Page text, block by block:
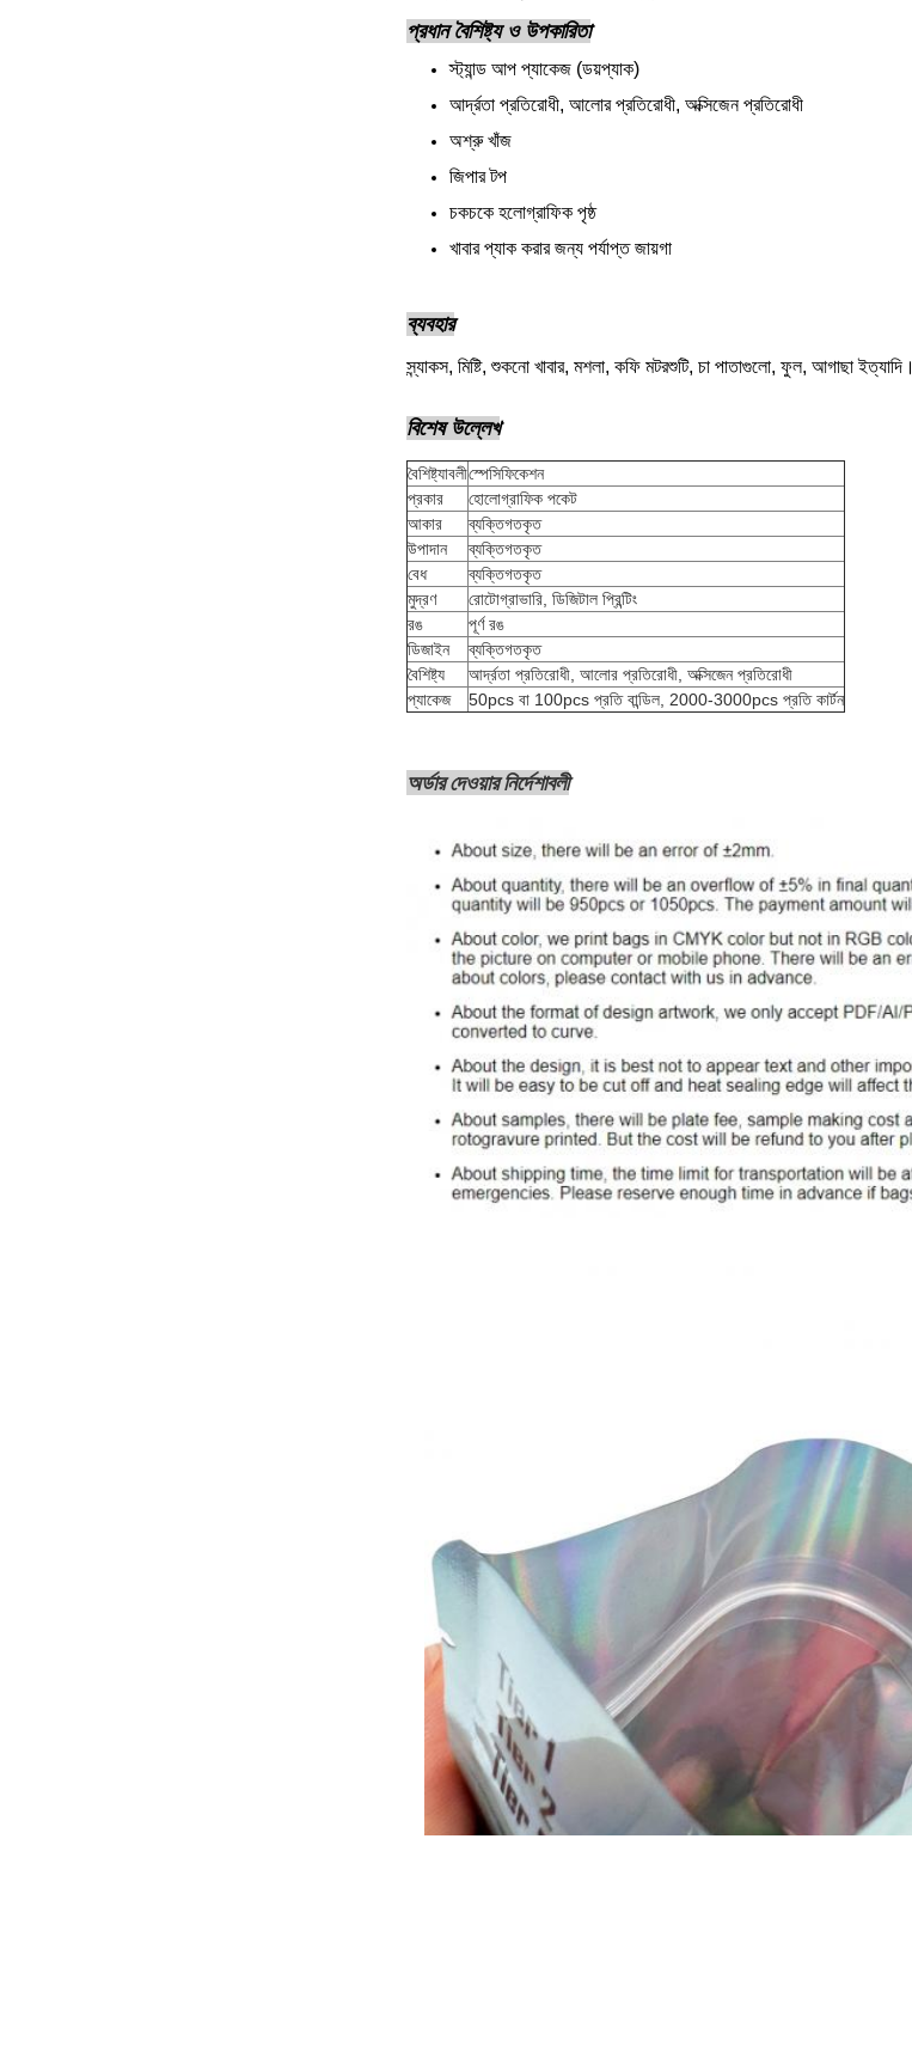
প্রধান বৈশিষ্ট্য ও উপকারিতা
স্ট্যান্ড আপ প্যাকেজ (ডয়প্যাক)
আর্দ্রতা প্রতিরোধী, আলোর প্রতিরোধী, অক্সিজেন প্রতিরোধী
অশ্রু খাঁজ
জিপার টপ
চকচকে হলোগ্রাফিক পৃষ্ঠ
খাবার প্যাক করার জন্য পর্যাপ্ত জায়গা
ব্যবহার
স্ন্যাকস, মিষ্টি, শুকনো খাবার, মশলা, কফি মটরশুটি, চা পাতাগুলো, ফুল, আগাছা ইত্যাদি।
বিশেষ উল্লেখ
বৈশিষ্ট্যাবলীস্পেসিফিকেশন
প্রকার
হোলোগ্রাফিক পকেট
আকার
ব্যক্তিগতকৃত
উপাদান
ব্যক্তিগতকৃত
বেধ
ব্যক্তিগতকৃত
মুদ্রণ
রোটোগ্রাভারি, ডিজিটাল প্রিন্টিং
রঙ
পূর্ণ রঙ
ডিজাইন
ব্যক্তিগতকৃত
বৈশিষ্ট্য
আর্দ্রতা প্রতিরোধী, আলোর প্রতিরোধী, অক্সিজেন প্রতিরোধী
প্যাকেজ
50pcs বা 100pcs প্রতি বান্ডিল, 2000-3000pcs প্রতি কার্টন
অর্ডার দেওয়ার নির্দেশাবলী